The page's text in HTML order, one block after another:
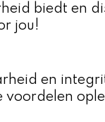
biedt en
jou!
en